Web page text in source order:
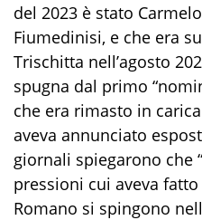
del 2023 è stato
Fiumedinisi, e che era
Trischitta nell’agosto
spugna dal primo
che era rimasto in
aveva annunciato
giornali spiegarono che
pressioni cui aveva
Romano si spingono